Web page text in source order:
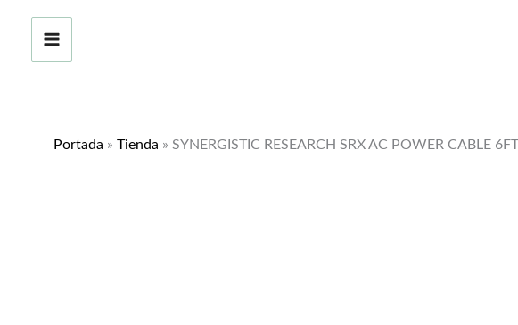
contenido
Portada » Tienda » SYNERGISTIC RESEARCH SRX AC POWER CABLE
¡Oferta!